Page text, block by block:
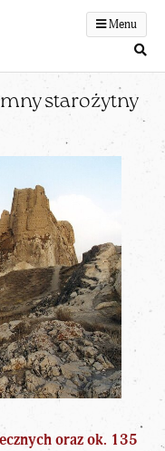
Menu
starożytny
oraz ok. 135